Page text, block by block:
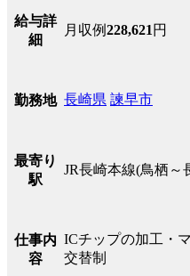
給与詳
細
月収例228,621 円
勤務地 長崎県 諫早市
最寄り
駅
JR長崎本線(鳥栖～
仕事内
容
ICチップの加工・
交替制